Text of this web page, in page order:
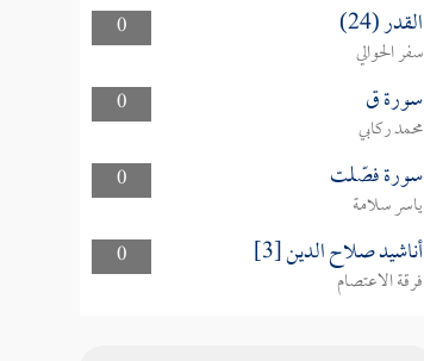
0
القدر (24)
سفر الحوالي
0
سورة ق
محمد ركابي
0
سورة فصّلت
ياسر سلامة
0
أناشيد صلاح الدين [3]
فرقة الاعتصام